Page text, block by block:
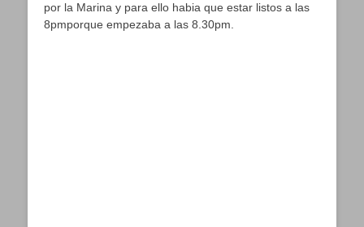
por la Marina y para ello habia que estar listos a las
8pmporque empezaba a las 8.30pm.